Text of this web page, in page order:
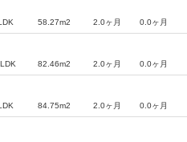
58.27m2 2.0ヶ月 0.0ヶ月
82.46m2 2.0ヶ月 0.0ヶ月
84.75m2 2.0ヶ月 0.0ヶ月